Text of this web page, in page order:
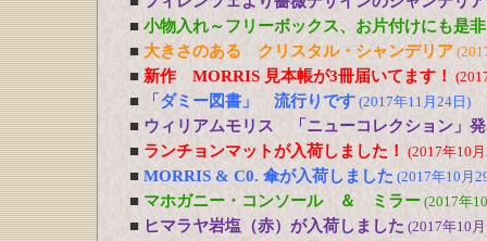
■ 小物入れ～フリーボックス、お片付けにも是
■ 大きさのある クリスタル・シャンデリア
■ 新作 MORRIS 見本帳が3冊届いてます！
■ 「ダミー図書」 流行りです (2017年11月24日)
■ ウィリアムモリス 「ニューコレクション」
■ ランチョンマットが入荷しました！ (2017年10
■ MORRIS & C0. 傘が入荷しました (2017年10月
■ マホガニー・コンソール ＆ ミラー (2017年
■ ヒマラヤ岩塩（赤）が入荷しました (2017年10